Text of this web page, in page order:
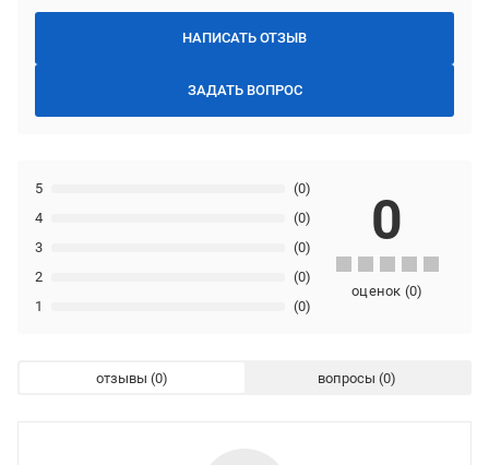
НАПИСАТЬ ОТЗЫВ
ЗАДАТЬ ВОПРОС
1 (0)
2 (0)
3 (0)
4 (0)
5 (0)
0
оценок (0)
отзывы вопросы